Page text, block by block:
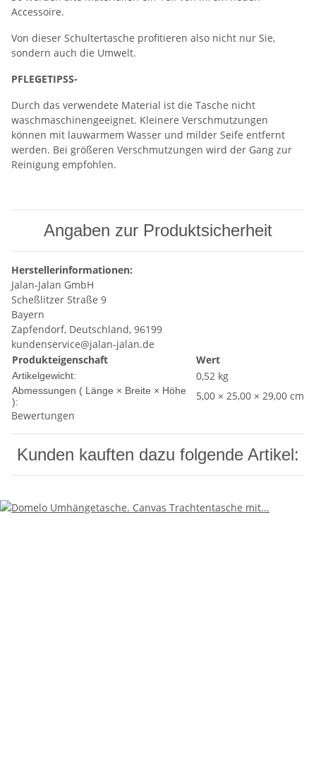
Accessoire.
Von dieser Schultertasche profitieren also nicht nur Sie,
sondern auch die Umwelt.
PFLEGETIPSS-
Durch das verwendete Material ist die Tasche nicht
waschmaschinengeeignet. Kleinere Verschmutzungen
können mit lauwarmem Wasser und milder Seife entfernt
werden. Bei größeren Verschmutzungen wird der Gang zur
Reinigung empfohlen.
Angaben zur Produktsicherheit
Herstellerinformationen:
Jalan-Jalan GmbH
Scheßlitzer Straße 9
Bayern
Zapfendorf, Deutschland, 96199
kundenservice@jalan-jalan.de
Produkteigenschaft
Wert
Artikelgewicht: 0,52 kg
Abmessungen ( Länge × Breite × Höhe
):
5,00 × 25,00 × 29,00 cm
Bewertungen
Kunden kauften dazu folgende Artikel: